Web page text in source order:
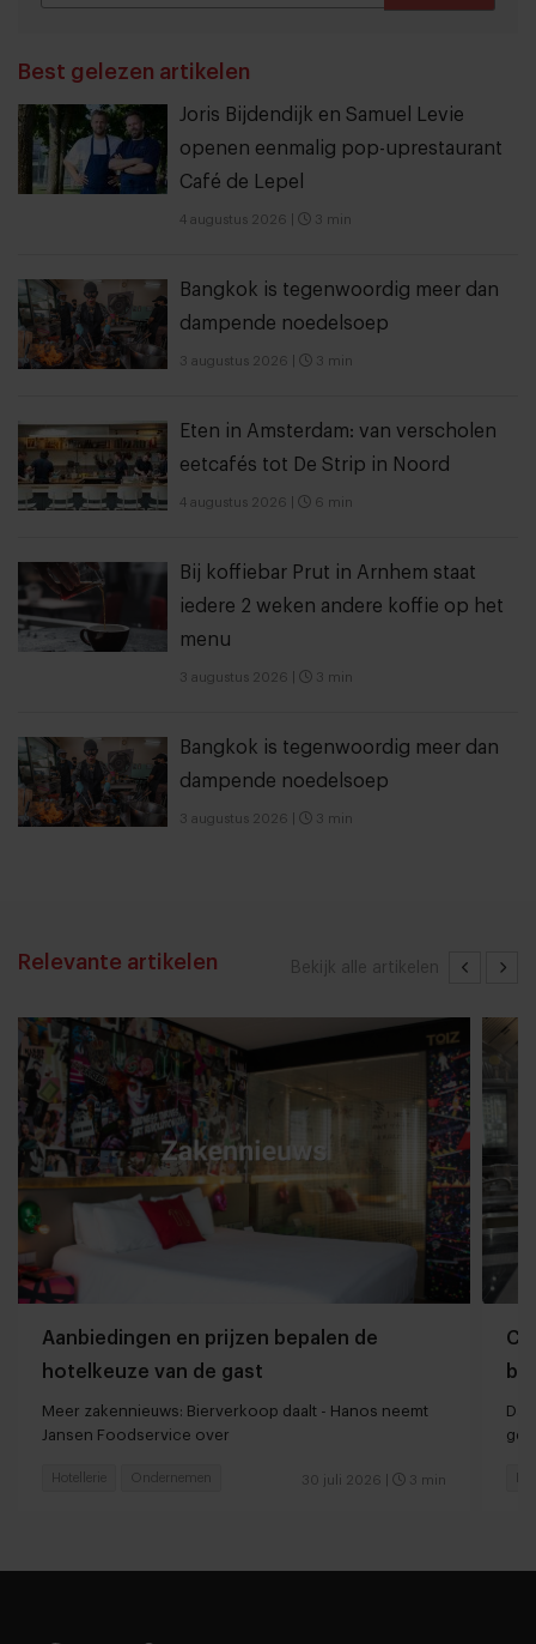
Best gelezen artikelen
Joris Bijdendijk en Samuel Levie
openen eenmalig pop-uprestaurant
Café de Lepel
4 augustus 2026 3 min
Bangkok is tegenwoordig meer dan
dampende noedelsoep
3 augustus 2026 3 min
Eten in Amsterdam: van verscholen
eetcafés tot De Strip in Noord
4 augustus 2026 6 min
Bij koffiebar Prut in Arnhem staat
iedere 2 weken andere koffie op het
menu
3 augustus 2026 3 min
Bangkok is tegenwoordig meer dan
dampende noedelsoep
3 augustus 2026 3 min
Bekijk alle artikelen
Relevante artikelen
Aanbiedingen en prijzen bepalen de
hotelkeuze van de gast
Meer zakennieuws: Bierverkoop daalt - Hanos neemt
Jansen Foodservice over
30 juli 2026 3 min
Hotellerie Ondernemen